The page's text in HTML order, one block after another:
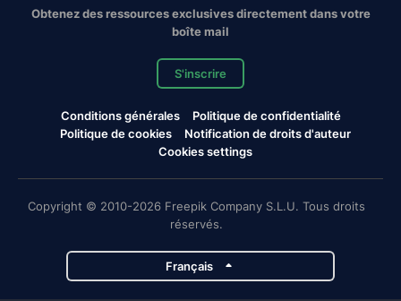
Obtenez des ressources exclusives directement dans votre
boîte mail
S'inscrire
Conditions générales
Politique de confidentialité
Politique de cookies
Notification de droits d'auteur
Cookies settings
Copyright © 2010-2026 Freepik Company S.L.U. Tous droits
réservés.
Français